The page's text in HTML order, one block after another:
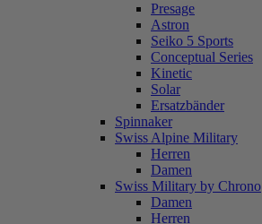
Presage
Astron
Seiko 5 Sports
Conceptual Series
Kinetic
Solar
Ersatzbänder
Spinnaker
Swiss Alpine Military
Herren
Damen
Swiss Military by Chrono
Damen
Herren